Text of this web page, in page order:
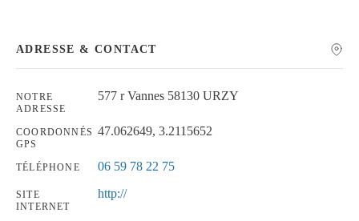
ADRESSE & CONTACT
NOTRE
ADRESSE
577 r Vannes 58130 URZY
COORDONNÉS
GPS
47.062649, 3.2115652
TÉLÉPHONE 06 59 78 22 75
SITE
INTERNET
http://